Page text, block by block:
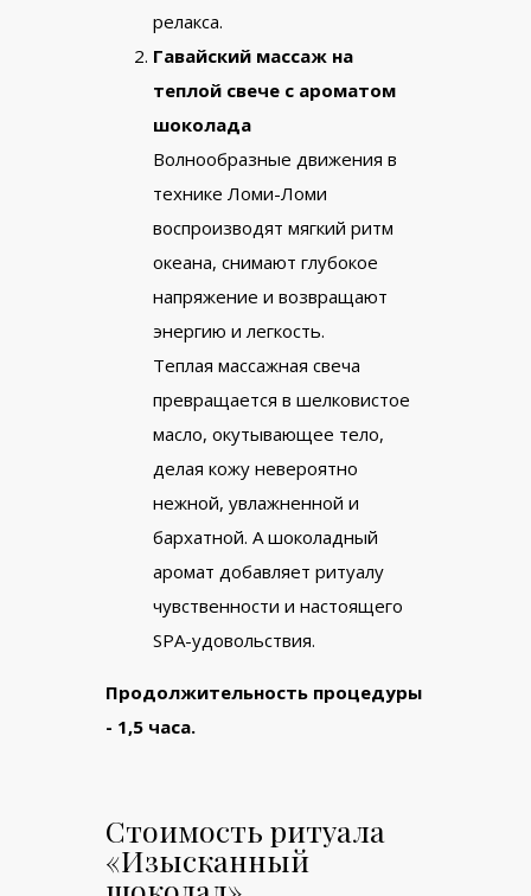
релакса.
Гавайский массаж на
теплой свече с ароматом
шоколада
Волнообразные движения в
технике Ломи-Ломи
воспроизводят мягкий ритм
океана, снимают глубокое
напряжение и возвращают
энергию и легкость.
Теплая массажная свеча
превращается в шелковистое
масло, окутывающее тело,
делая кожу невероятно
нежной, увлажненной и
бархатной. А шоколадный
аромат добавляет ритуалу
чувственности и настоящего
SPA-удовольствия.
Продолжительность процедуры
- 1,5 часа.
Стоимость ритуала
«Изысканный